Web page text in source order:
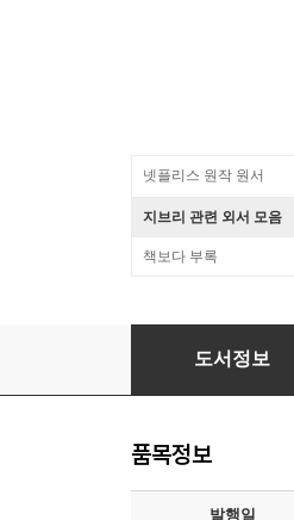
넷플리스 원작 원서
지브리 관련 외서 모음
책보다 부록
霞町物語 新裝版
도서정보
품목정보
발행일